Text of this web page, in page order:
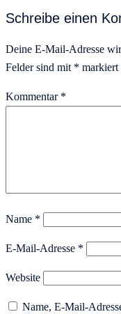
Schreibe einen
Deine E-Mail-Adresse
Felder sind mit * markiert
Kommentar *
Name *
E-Mail-Adresse *
Website
Name, E-Mail-